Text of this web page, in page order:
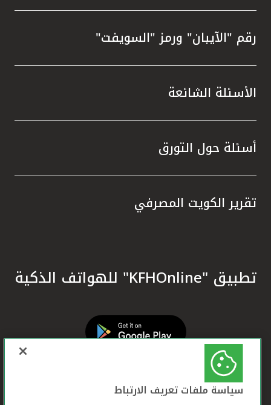
رقم "الآيبان" ورمز "السويفت"
الأسئلة الشائعة
أسئلة حول التورق
تقرير الكويت المصرفي
تطبيق "KFHOnline" للهواتف الذكية
سياسة ملفات تعريف الارتباط